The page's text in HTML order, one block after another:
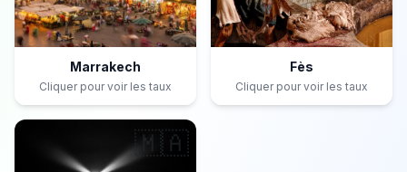
Marrakech
Cliquer pour voir les taux
Fès
Cliquer pour voir les taux
🇲🇦